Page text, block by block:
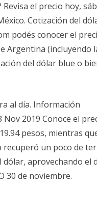
el precio hoy,
Cotización del
podés conocer el
Argentina (incluyendo
del dólar blue o
al día. Información
Nov 2019 Conoce el
pesos, mientras
recuperó un poco de
aprovechando el
30 de noviembre.